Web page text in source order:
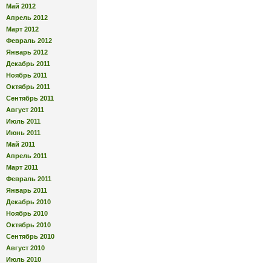
Май 2012
Апрель 2012
Март 2012
Февраль 2012
Январь 2012
Декабрь 2011
Ноябрь 2011
Октябрь 2011
Сентябрь 2011
Август 2011
Июль 2011
Июнь 2011
Май 2011
Апрель 2011
Март 2011
Февраль 2011
Январь 2011
Декабрь 2010
Ноябрь 2010
Октябрь 2010
Сентябрь 2010
Август 2010
Июль 2010